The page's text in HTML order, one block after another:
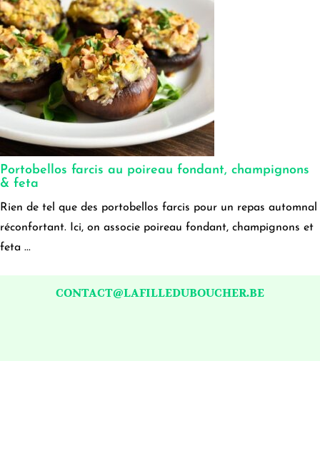
Portobellos farcis au poireau fondant, champignons
& feta
Rien de tel que des portobellos farcis pour un repas automnal
réconfortant. Ici, on associe poireau fondant, champignons et
feta ...
CONTACT@LAFILLEDUBOUCHER.BE